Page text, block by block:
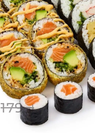
179zł